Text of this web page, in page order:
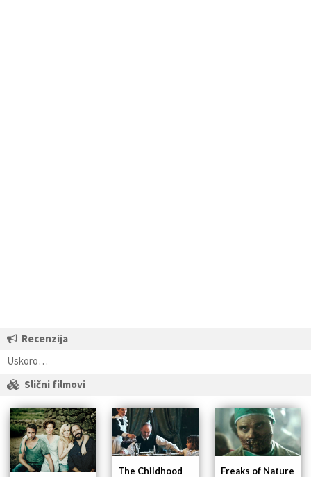
Recenzija
Uskoro…
Slični filmovi
Freaks of Nature
The Childhood